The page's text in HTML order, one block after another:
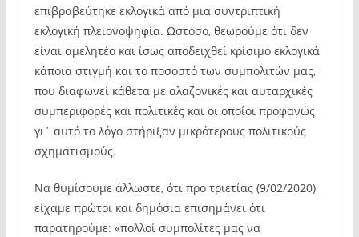
επιβραβεύτηκε εκλογικά από μια συντριπτική
εκλογική πλειονοψηφία. Ωστόσο, θεωρούμε ότι δεν
είναι αμελητέο και ίσως αποδειχθεί κρίσιμο εκλογικά
κάποια στιγμή και το ποσοστό των συμπολιτών μας,
που διαφωνεί κάθετα με αλαζονικές και αυταρχικές
συμπεριφορές και πολιτικές και οι οποίοι προφανώς
γι΄ αυτό το λόγο στήριξαν μικρότερους πολιτικούς
σχηματισμούς.
Να θυμίσουμε άλλωστε, ότι προ τριετίας (9/02/2020)
είχαμε πρώτοι και δημόσια επισημάνει ότι
παρατηρούμε: «πολλοί συμπολίτες μας να